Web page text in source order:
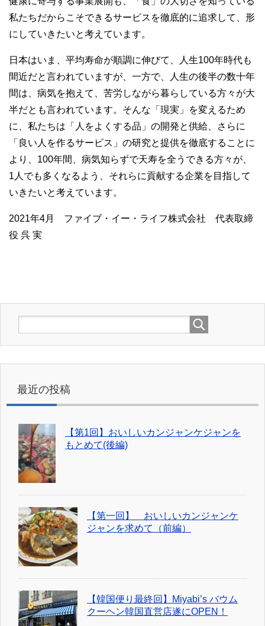
私たちだからこそできるサービスを徹底的に追求して、形
にしていきたいと考えています。
日本はいま、平均寿命が順調に伸びて、人生100年時代も
間近だと言われていますが、一方で、人生の後半の数十年
間は、病気を抱えて、苦労しながら暮らしている方々が大
半だとも言われています。そんな「現実」を変えるため
に、私たちは「人をよくする品」の開発と供給、さらに
「良い人を作るサービス」の研究と提供を徹底することに
より、100年間、病気知らずで天寿を全うできる方々が、
1人でも多くなるよう、それらに貢献する企業を目指して
いきたいと考えています。
2021年4月 ファイブ・イー・ライフ株式会社 代表取締
役 呉 実
最近の投稿
【第1回】おいしいカンジャンケジャンを
もとめて(後編)
【第一回】 おいしいカンジャンケ
ジャンを求めて（前編）
【韓国便り最終回】Miyabi’s バウム
クーヘン韓国直営店遂にOPEN！